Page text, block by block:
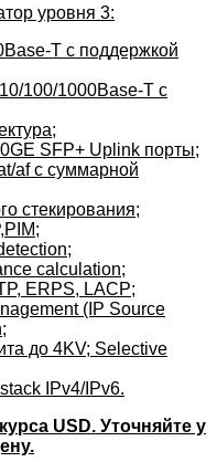
уровня 3:
T с поддержкой
100/1000Base-T с
SFP+ Uplink порты;
af с суммарной
стекирования;
calculation;
ERPS, LACP;
(IP Source
до 4KV; Selective
IPv4/IPv6.
USD. Уточняйте у